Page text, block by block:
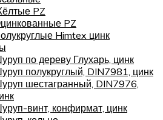
PZ
PZ
Himtex цинк
по дереву Глухарь, цинк
полукруглый, DIN7981, цинк
шестагранный, DIN7976,
винт, конфирмат, цинк